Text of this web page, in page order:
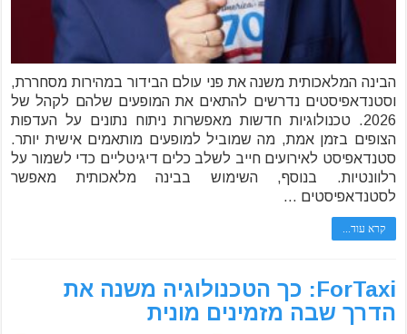
הבינה המלאכותית משנה את פני עולם הבידור במהירות מסחררת,
וסטנדאפיסטים נדרשים להתאים את המופעים שלהם לקהל של
2026. טכנולוגיות חדשות מאפשרות ניתוח נתונים על העדפות
הצופים בזמן אמת, מה שמוביל למופעים מותאמים אישית יותר.
סטנדאפיסט לאירועים חייב לשלב כלים דיגיטליים כדי לשמור על
רלוונטיות. בנוסף, השימוש בבינה מלאכותית מאפשר
לסטנדאפיסטים …
קרא עוד...
ForTaxi: כך הטכנולוגיה משנה את
הדרך שבה מזמינים מונית